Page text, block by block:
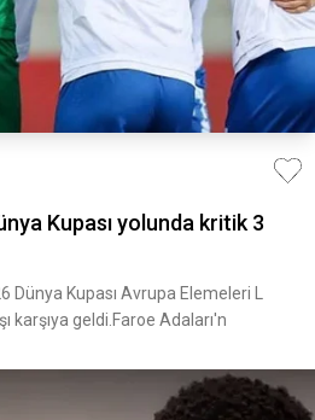
Kupası yolunda kritik 3
Dünya Kupası Avrupa Elemeleri L
karşıya geldi.Faroe Adaları'n